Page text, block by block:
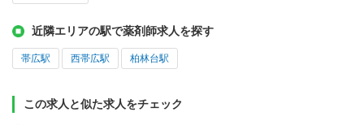
近隣エリアの駅で薬剤師求人を探す
帯広駅 西帯広駅 柏林台駅
この求人と似た求人をチェック